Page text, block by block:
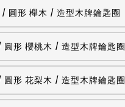
可拆 / 圓形 櫸木 / 造型木牌鑰匙圈
可拆 / 圓形 櫻桃木 / 造型木牌鑰匙圈
可拆 / 圓形 花梨木 / 造型木牌鑰匙圈